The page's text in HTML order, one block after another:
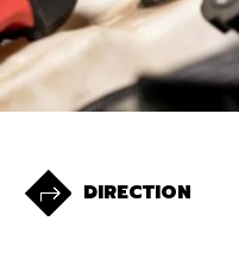
DIRECTION